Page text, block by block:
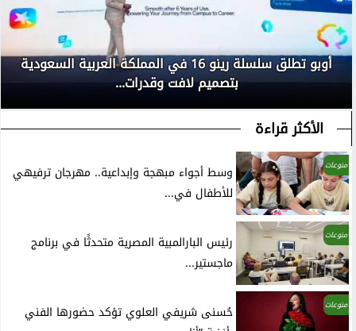
أوبو تطلق سلسلة رينو 16 في المملكة العربية السعودية
بتصميم لافت وقدرات...
الأكثر قراءة
منوعات
وسط أجواء مبهجة وإبداعية.. مهرجان ترفيهي
للأطفال في...
منوعات
رئيس البارالمبية المصرية متحدثًا في برنامج
ماجستير...
منوعات
حُسنى شريفي العلوي تؤكد حضورها الفني